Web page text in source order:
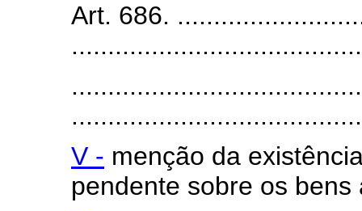
Art. 686.
........................................
V - menção da
pendente sobre os